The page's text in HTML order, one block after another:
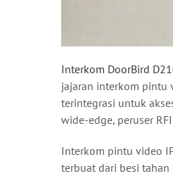
Interkom DoorBird
jajaran interkom pintu
terintegrasi untuk
wide-edge, peruser
Interkom pintu video
terbuat dari besi